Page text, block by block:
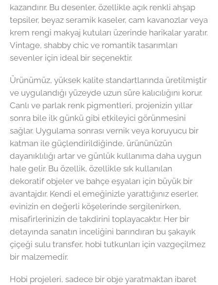
kazandırır. Bu desenler, özellikle açık renkli ahşap
tepsiler, beyaz seramik kaseler, cam kavanozlar veya
krem rengi makyaj kutuları üzerinde harikalar yaratır.
Vintage, shabby chic ve romantik tasarımları
sevenler için ideal bir seçenektir.
Ürünümüz, yüksek kalite standartlarında üretilmiştir
ve uygulandığı yüzeyde uzun süre kalıcılığını korur.
Canlı ve parlak renk pigmentleri, projenizin yıllar
sonra bile ilk günkü gibi etkileyici görünmesini
sağlar. Uygulama sonrası vernik veya koruyucu bir
katman ile güçlendirildiğinde, ürününüzün
dayanıklılığı artar ve günlük kullanıma daha uygun
hale gelir. Bu özellik, özellikle sık kullanılan
dekoratif objeler ve bahçe eşyaları için büyük bir
avantajdır. Kendi el emeğinizle yarattığınız eserler,
evinizin en değerli köşelerinde sergilenirken,
misafirlerinizin de takdirini toplayacaktır. Her bir
detayında sanatın inceliğini barındıran bu şakayık
çiçeği sulu transfer, hobi tutkunları için vazgeçilmez
bir malzemedir.
Hobi projeleri, sadece bir obje yaratmaktan ibaret